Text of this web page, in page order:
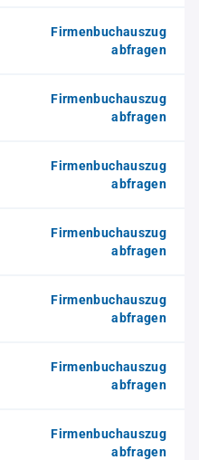
Firmenbuchauszug
abfragen
Firmenbuchauszug
abfragen
Firmenbuchauszug
abfragen
Firmenbuchauszug
abfragen
Firmenbuchauszug
abfragen
Firmenbuchauszug
abfragen
Firmenbuchauszug
abfragen